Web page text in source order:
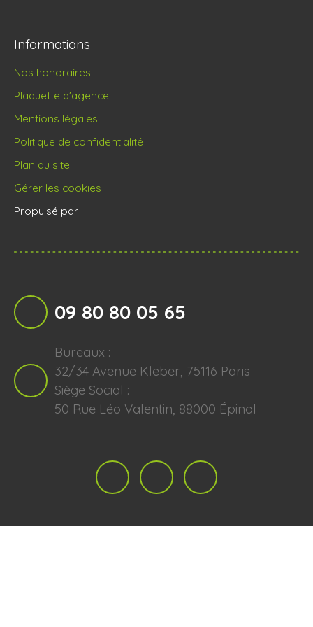
Informations
Nos honoraires
Plaquette d'agence
Mentions légales
Politique de confidentialité
Plan du site
Gérer les cookies
Propulsé par
09 80 80 05 65
Bureaux :
32/34 Avenue Kleber, 75116 Paris
Siège Social :
50 Rue Léo Valentin, 88000 Épinal